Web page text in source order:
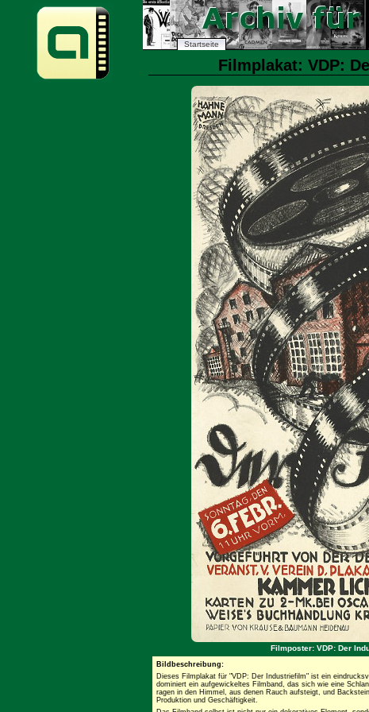
Startseite
Filmplakat: VDP:
Filmposter: VDP: Der
Bildbeschreibung:
Dieses Filmplakat für "VDP: Der Industriefilm" ist ein
dominiert ein aufgewickeltes Filmband, das sich wie eine
ragen in den Himmel, aus denen Rauch aufsteigt, und
Produktion und Geschäftigkeit.